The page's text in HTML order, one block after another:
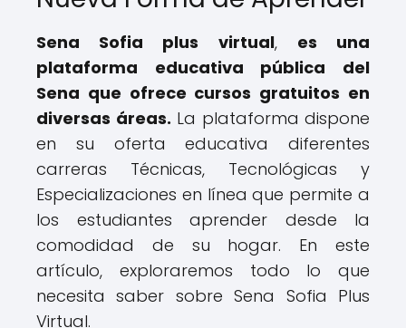
Sena Sofia plus virtual, es una
plataforma educativa pública del
Sena que ofrece cursos gratuitos en
diversas áreas. La plataforma dispone
en su oferta educativa diferentes
carreras Técnicas, Tecnológicas y
Especializaciones en línea que permite a
los estudiantes aprender desde la
comodidad de su hogar. En este
artículo, exploraremos todo lo que
necesita saber sobre Sena Sofia Plus
Virtual.